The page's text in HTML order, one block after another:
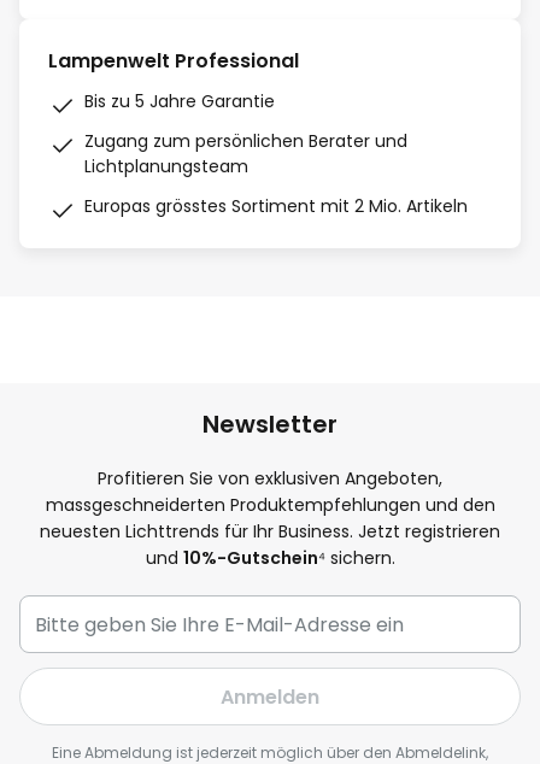
Lampenwelt Professional
Bis zu 5 Jahre Garantie
Zugang zum persönlichen Berater und
Lichtplanungsteam
Europas grösstes Sortiment mit 2 Mio. Artikeln
Newsletter
Profitieren Sie von exklusiven Angeboten,
massgeschneiderten Produktempfehlungen und den
neuesten Lichttrends für Ihr Business. Jetzt registrieren
und 10%-Gutschein⁴ sichern.
Anmelden
Eine Abmeldung ist jederzeit möglich über den Abmeldelink,